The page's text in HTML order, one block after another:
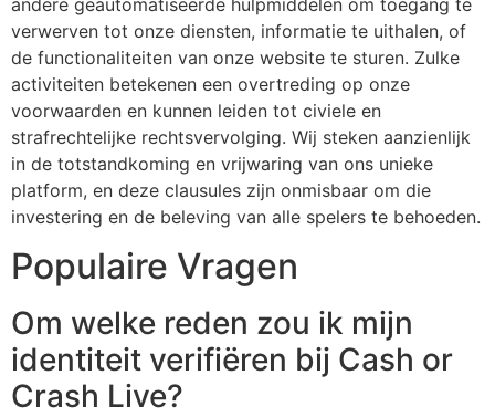
verwerven tot onze diensten, informatie te uithalen, of
de functionaliteiten van onze website te sturen. Zulke
activiteiten betekenen een overtreding op onze
voorwaarden en kunnen leiden tot civiele en
strafrechtelijke rechtsvervolging. Wij steken aanzienlijk
in de totstandkoming en vrijwaring van ons unieke
platform, en deze clausules zijn onmisbaar om die
investering en de beleving van alle spelers te behoeden.
Populaire Vragen
Om welke reden zou ik mijn
identiteit verifiëren bij Cash or
Crash Live?